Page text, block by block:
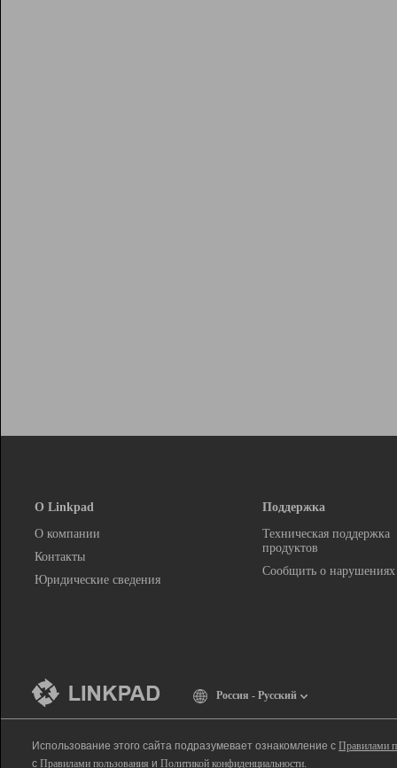
О Linkpad
О компании
Контакты
Юридические сведения
Поддержка
Техническая поддержка
продуктов
Сообщить о нарушениях
Россия - Русский
Использование этого сайта подразумевает ознакомление с Правилами
с Правилами пользования и Политикой конфиденциальности.